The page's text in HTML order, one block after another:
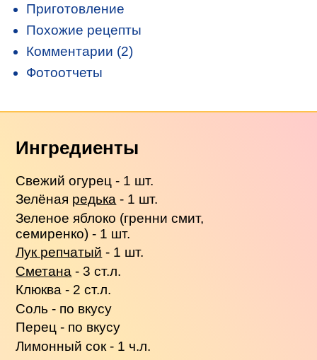
Приготовление
Похожие рецепты
Комментарии (2)
Фотоотчеты
Ингредиенты
Свежий огурец - 1 шт.
Зелёная редька - 1 шт.
Зеленое яблоко (гренни смит,
семиренко) - 1 шт.
Лук репчатый - 1 шт.
Сметана - 3 ст.л.
Клюква - 2 ст.л.
Соль - по вкусу
Перец - по вкусу
Лимонный сок - 1 ч.л.